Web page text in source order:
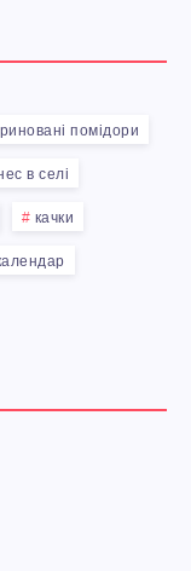
помідори
в селі
качки